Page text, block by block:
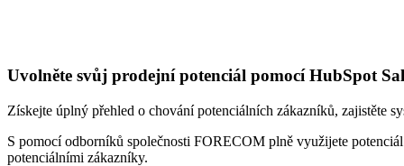
Uvolněte svůj prodejní potenciál pomocí HubSpot
Získejte úplný přehled o chování potenciálních zákazníků, zajistěte
S pomocí odborníků společnosti FORECOM plně využijete
potenciálními zákazníky.